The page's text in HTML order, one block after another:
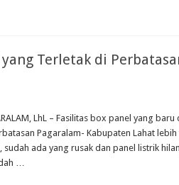
Terletak di
LhL – Fasilitas box panel yang
Pagaralam- Kabupaten Lahat
sudah ada yang rusak dan panel listrik
…